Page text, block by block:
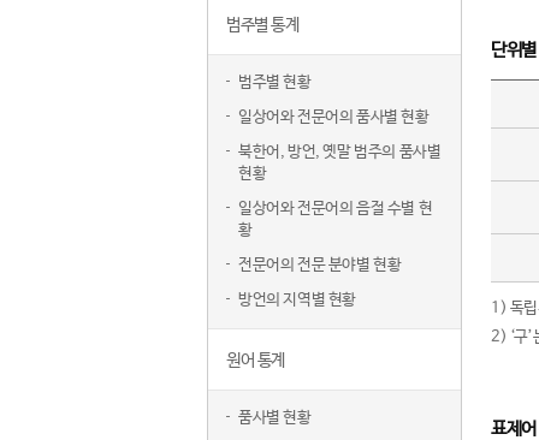
범주별 통계
범주별 현황
일상어와 전문어의 품사별 현황
북한어, 방언, 옛말 범주의 품사별
현황
일상어와 전문어의 음절 수별 현
황
전문어의 전문 분야별 현황
방언의 지역별 현황
원어 통계
품사별 현황
단위
1) 독립
2) ‘구
표제